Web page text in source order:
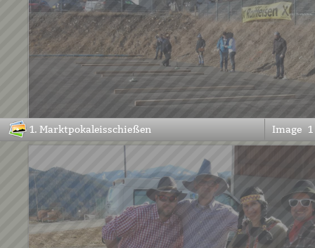
1. Marktpokaleisschießen Image 1